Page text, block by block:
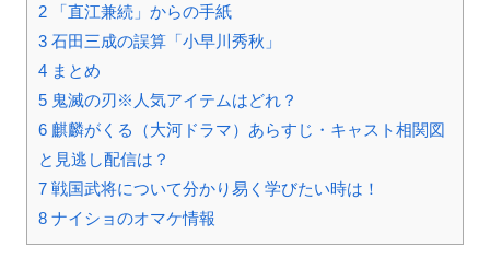
2 「直江兼続」からの手紙
3 石田三成の誤算「小早川秀秋」
4 まとめ
5 鬼滅の刃※人気アイテムはどれ？
6 麒麟がくる（大河ドラマ）あらすじ・キャスト相関図
と見逃し配信は？
7 戦国武将について分かり易く学びたい時は！
8 ナイショのオマケ情報